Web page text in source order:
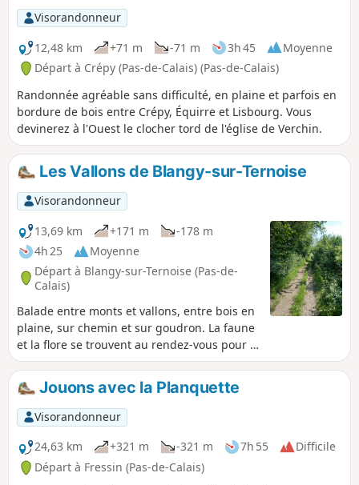
Visorandonneur
12,48 km
+71 m -71 m 3h 45
Moyenne
Départ à Crépy (Pas-de-Calais) (Pas-de-Calais)
Randonnée agréable sans difficulté, en plaine et parfois en
bordure de bois entre Crépy, Équirre et Lisbourg. Vous
devinerez à l'Ouest le clocher tord de l'église de Verchin.
Les Vallons de Blangy-sur-Ternoise
Visorandonneur
13,69 km
+171 m
-178 m
4h 25
Moyenne
Départ à Blangy-sur-Ternoise (Pas-de-
Calais)
Balade entre monts et vallons, entre bois en
plaine, sur chemin et sur goudron. La faune
et la flore se trouvent au rendez-vous pour le
plaisir de chacun. Quelques petites
grimpettes mais rien d'insurmontable.
Jouons avec la Planquette
Visorandonneur
24,63 km
+321 m -321 m 7h 55
Difficile
Départ à Fressin (Pas-de-Calais)